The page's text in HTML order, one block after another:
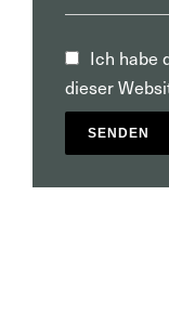
Ich habe
dieser
SENDEN